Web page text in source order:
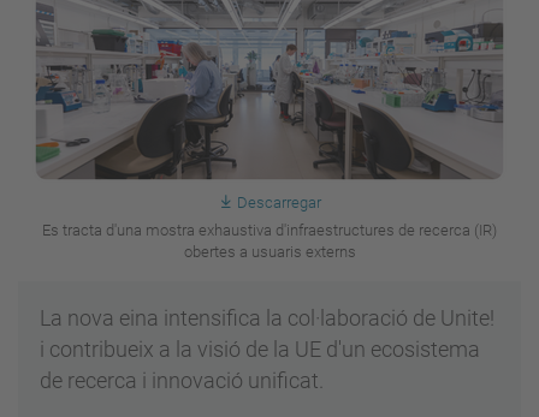
Descarregar
Es tracta d'una mostra exhaustiva d'infraestructures de recerca (IR)
obertes a usuaris externs
La nova eina intensifica la col·laboració de Unite!
i contribueix a la visió de la UE d'un ecosistema
de recerca i innovació unificat.